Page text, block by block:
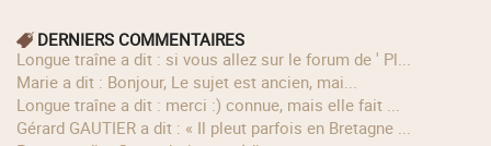
DERNIERS COMMENTAIRES
longue traîne a dit : si vous allez sur le forum de ' Pl...
Marie a dit : Bonjour, Le sujet est ancien, mai...
longue traîne a dit : merci :) connue, mais elle fait ...
Gérard GAUTIER a dit : « Il pleut parfois en Bretagne ...